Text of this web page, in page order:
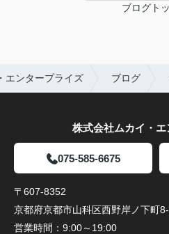
ブログト
エンタープライズ ブログ
株式会社ムカイ・
075-585-6675
〒607-8352
京都府京都市山科区西野岸ノ下町
営業時間： 9:00～19:00